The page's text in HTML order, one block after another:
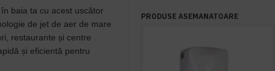
baia ta cu acest uscător
de jet de aer de mare
restaurante și centre
și eficientă pentru
PRODUSE ASEMANATOARE